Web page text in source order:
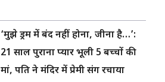
‘मुझे ड्रम में बंद नहीं होना, जीना है…’:
21 साल पुराना प्यार भूली 5 बच्चों की
मां, पति ने मंदिर में प्रेमी संग रचाया